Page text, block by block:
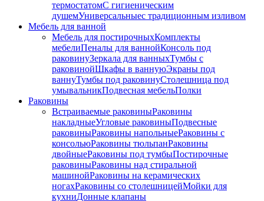
термостатомС гигиеническим
душемУниверсальныес традиционным изливом
Мебель для ванной
Мебель для постирочныхКомплекты
мебелиПеналы для ваннойКонсоль под
раковинуЗеркала для ванныхТумбы с
раковинойШкафы в ваннуюЭкраны под
ваннуТумбы под раковинуСтолешница под
умывальникПодвесная мебельПолки
Раковины
Встраиваемые раковиныРаковины
накладныеУгловые раковиныПодвесные
раковиныРаковины напольныеРаковины с
консольюРаковины тюльпанРаковины
двойныеРаковины под тумбыПостирочные
раковиныРаковины над стиральной
машинойРаковины на керамических
ногахРаковины со столешницейМойки для
кухниДонные клапаны